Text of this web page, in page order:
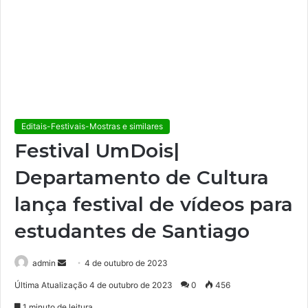
Editais-Festivais-Mostras e similares
Festival UmDois|
Departamento de Cultura
lança festival de vídeos para
estudantes de Santiago
admin 4 de outubro de 2023
Última Atualização 4 de outubro de 2023 0 456